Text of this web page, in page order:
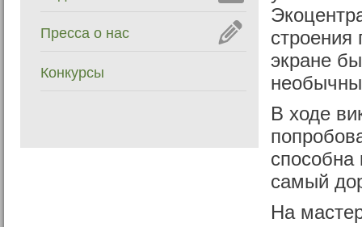
Пресса о нас
Конкурсы
строения
экране
В ходе
способна
самый
На